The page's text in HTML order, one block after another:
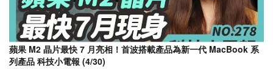
蘋果 M2 晶片最快 7 月亮相！首波搭載產品為新一代 MacBook 系
列產品 科技小電報 (4/30)